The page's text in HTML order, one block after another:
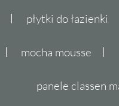
płytki do łazienki
mocha mousse
panele classen